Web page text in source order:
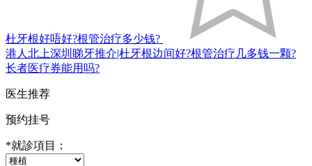
杜牙根好唔好?根管治疗多少钱?
港人北上深圳睇牙推介|杜牙根边间好?根管治疗几多钱一颗?
长者医疗券能用吗?
医生推荐
预约挂号
*就診項目：